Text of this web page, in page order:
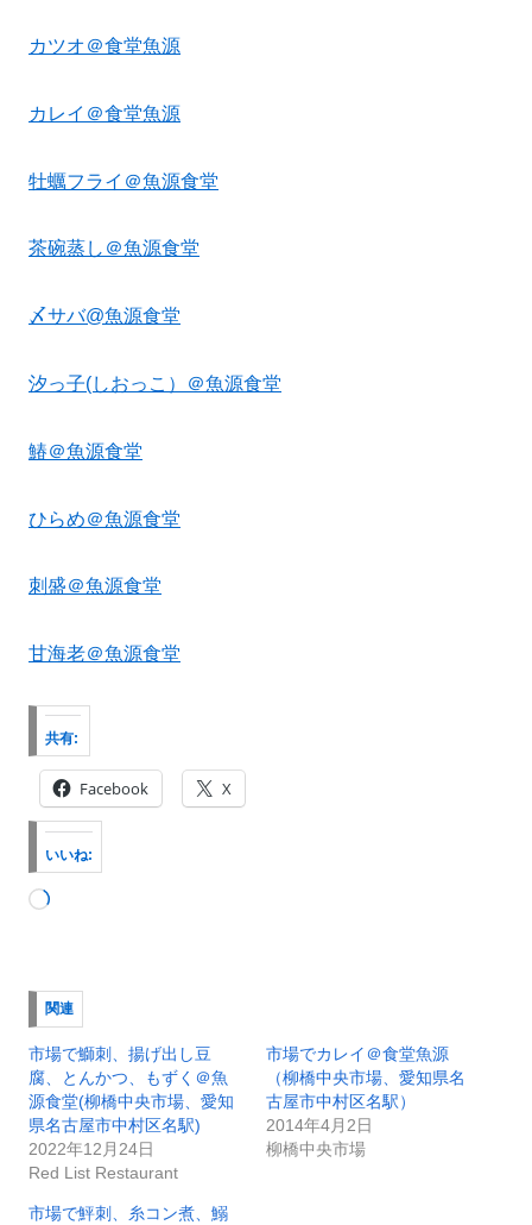
カツオ＠食堂魚源
カレイ＠食堂魚源
牡蠣フライ＠魚源食堂
茶碗蒸し＠魚源食堂
〆サバ@魚源食堂
汐っ子(しおっこ）＠魚源食堂
鰆＠魚源食堂
ひらめ＠魚源食堂
刺盛＠魚源食堂
甘海老＠魚源食堂
共有:
Facebook X
いいね:
読
み
関連
市場で鰤刺、揚げ出し豆
腐、とんかつ、もずく＠魚
源食堂(柳橋中央市場、愛知
県名古屋市中村区名駅)
2022年12月24日
Red List Restaurant
市場でカレイ＠食堂魚源
（柳橋中央市場、愛知県名
古屋市中村区名駅）
2014年4月2日
柳橋中央市場
市場で鮃刺、糸コン煮、鰯